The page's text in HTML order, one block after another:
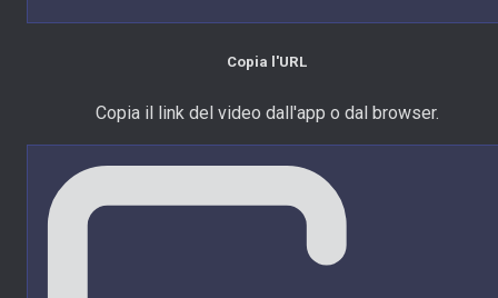
Copia l'URL
Copia il link del video dall'app o dal browser.